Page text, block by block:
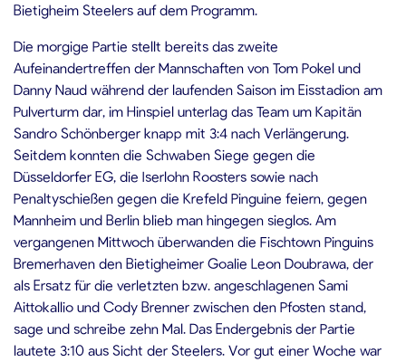
Bietigheim Steelers auf dem Programm.
Die morgige Partie stellt bereits das zweite
Aufeinandertreffen der Mannschaften von Tom Pokel und
Danny Naud während der laufenden Saison im Eisstadion am
Pulverturm dar, im Hinspiel unterlag das Team um Kapitän
Sandro Schönberger knapp mit 3:4 nach Verlängerung.
Seitdem konnten die Schwaben Siege gegen die
Düsseldorfer EG, die Iserlohn Roosters sowie nach
Penaltyschießen gegen die Krefeld Pinguine feiern, gegen
Mannheim und Berlin blieb man hingegen sieglos. Am
vergangenen Mittwoch überwanden die Fischtown Pinguins
Bremerhaven den Bietigheimer Goalie Leon Doubrawa, der
als Ersatz für die verletzten bzw. angeschlagenen Sami
Aittokallio und Cody Brenner zwischen den Pfosten stand,
sage und schreibe zehn Mal. Das Endergebnis der Partie
lautete 3:10 aus Sicht der Steelers. Vor gut einer Woche war